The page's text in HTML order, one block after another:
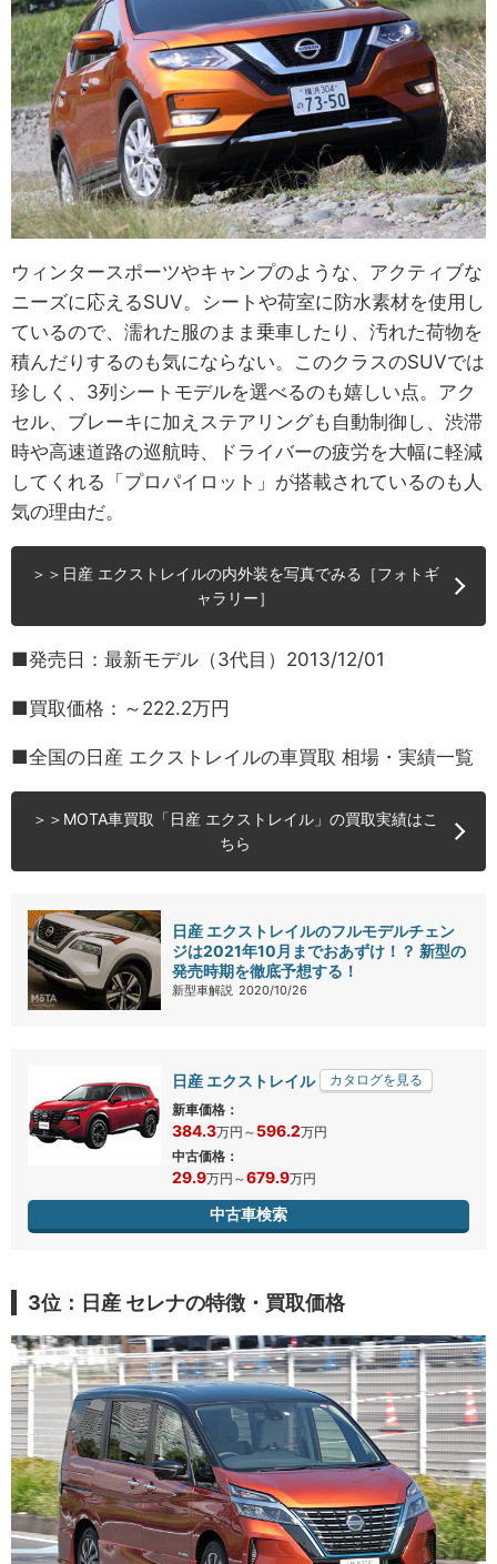
ウィンタースポーツやキャンプのような、アクティブな
ニーズに応えるSUV。シートや荷室に防水素材を使用し
ているので、濡れた服のまま乗車したり、汚れた荷物を
積んだりするのも気にならない。このクラスのSUVでは
珍しく、3列シートモデルを選べるのも嬉しい点。アク
セル、ブレーキに加えステアリングも自動制御し、渋滞
時や高速道路の巡航時、ドライバーの疲労を大幅に軽減
してくれる「プロパイロット」が搭載されているのも人
気の理由だ。
＞＞日産 エクストレイルの内外装を写真でみる［フォトギ
ャラリー］
■発売日：最新モデル（3代目）2013/12/01
■買取価格：～222.2万円
■全国の日産 エクストレイルの車買取 相場・実績一覧
＞＞MOTA車買取「日産 エクストレイル」の買取実績はこ
ちら
日産 エクストレイルのフルモデルチェン
ジは2021年10月までおあずけ！？ 新型の
発売時期を徹底予想する！
新型車解説 2020/10/26
日産 エクストレイル
カタログを見る
新車価格：
384.3万円 ～ 596.2万円
中古価格：
29.9万円 ～679.9万円
中古車検索
3位：日産 セレナの特徴・買取価格